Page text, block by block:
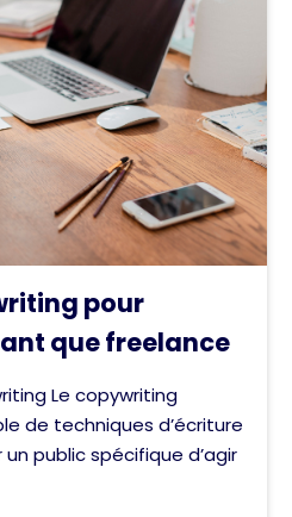
pour
que freelance
Le copywriting
de techniques d’écriture
public spécifique d’agir